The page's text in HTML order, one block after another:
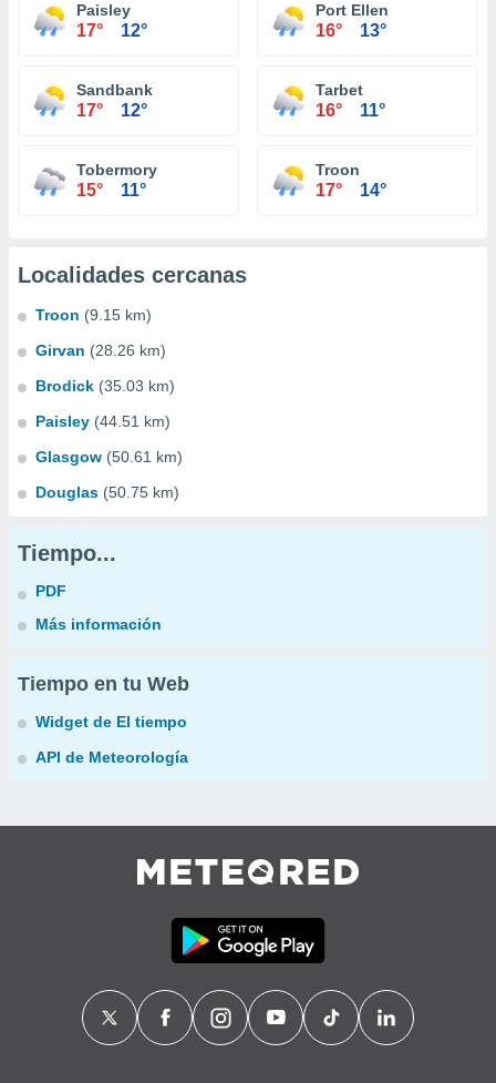
Paisley
17° 12°
Port Ellen
16° 13°
Sandbank
17° 12°
Tarbet
16° 11°
Tobermory
15° 11°
Troon
17° 14°
Localidades cercanas
Troon (9.15 km)
Girvan (28.26 km)
Brodick (35.03 km)
Paisley (44.51 km)
Glasgow (50.61 km)
Douglas (50.75 km)
Tiempo...
PDF
Más información
Tiempo en tu Web
Widget de El tiempo
API de Meteorología